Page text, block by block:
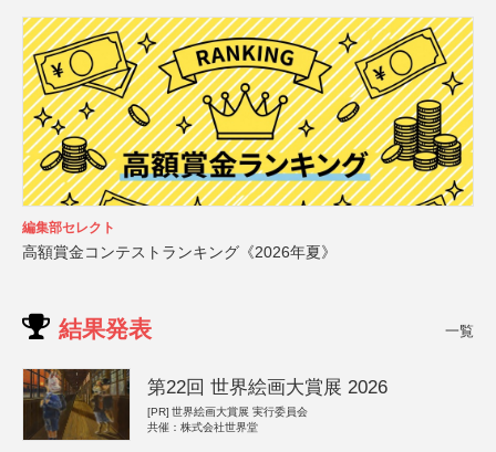
編集部セレクト
高額賞金コンテストランキング《2026年夏》
結果発表 一覧
第22回 世界絵画大賞展 2026
[PR] 世界絵画大賞展 実行委員会
共催：株式会社世界堂